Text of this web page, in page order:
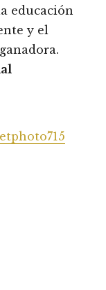
educación
y el